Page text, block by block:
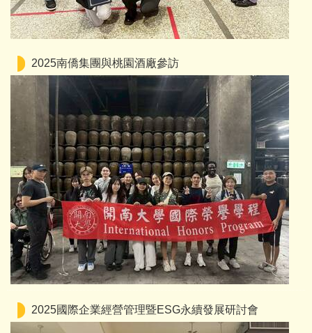
2025南僑集團與桃園酒廠參訪
2025國際企業經營管理暨ESG永續發展研討會